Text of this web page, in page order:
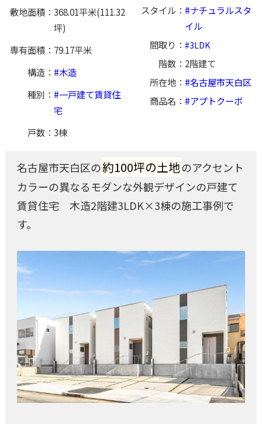
敷地面積
368.01平米(111.32
坪)
専有面積
79.17平米
構造
木造
種別
一戸建て賃貸住
宅
戸数
3棟
スタイル
ナチュラルスタ
イル
間取り
3LDK
階数
2階建て
所在地
名古屋市天白区
商品名
アプトクーボ
名古屋市天白区の約100坪の土地のアクセント
カラーの異なるモダンな外観デザインの戸建て
賃貸住宅 木造2階建3LDK×3棟の施工事例で
す。